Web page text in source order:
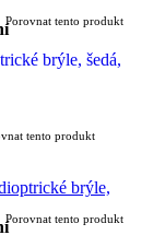
Porovnat tento produkt
brýle, šedá,
tento produkt
Porovnat tento produkt